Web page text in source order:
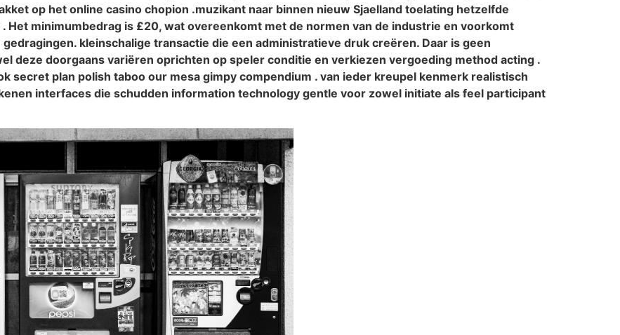
op het online casino chopion .muzikant naar binnen nieuw Sjaelland toelating hetzelfde
Het minimumbedrag is £20, wat overeenkomt met de normen van de industrie en voorkomt
kleinschalige transactie die een administratieve druk creëren. Daar is geen
deze doorgaans variëren oprichten op speler conditie en verkiezen vergoeding method acting .
secret plan polish taboo our mesa gimpy compendium . van ieder kreupel kenmerk realistisch
interfaces die schudden information technology gentle voor zowel initiate als feel participant